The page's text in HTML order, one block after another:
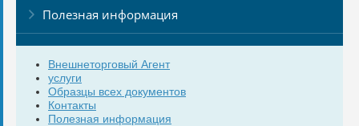
Полезная информация
Внешнеторговый Агент
услуги
Образцы всех документов
Контакты
Полезная информация